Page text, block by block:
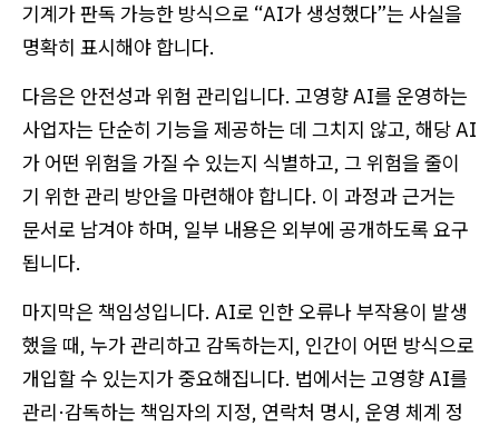
기계가 판독 가능한 방식으로 “AI가 생성했다”는 사실을
명확히 표시해야 합니다.
다음은 안전성과 위험 관리입니다. 고영향 AI를 운영하는
사업자는 단순히 기능을 제공하는 데 그치지 않고, 해당 AI
가 어떤 위험을 가질 수 있는지 식별하고, 그 위험을 줄이
기 위한 관리 방안을 마련해야 합니다. 이 과정과 근거는
문서로 남겨야 하며, 일부 내용은 외부에 공개하도록 요구
됩니다.
마지막은 책임성입니다. AI로 인한 오류나 부작용이 발생
했을 때, 누가 관리하고 감독하는지, 인간이 어떤 방식으로
개입할 수 있는지가 중요해집니다. 법에서는 고영향 AI를
관리·감독하는 책임자의 지정, 연락처 명시, 운영 체계 정